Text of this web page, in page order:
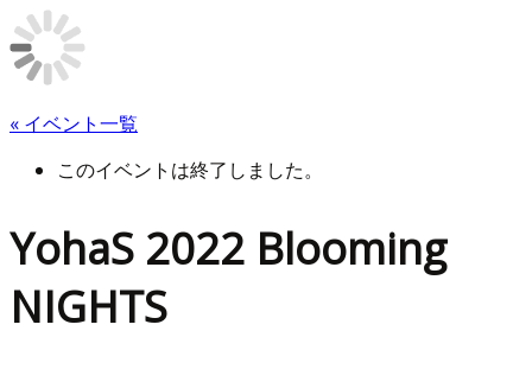
« イベント一覧
このイベントは終了しました。
YohaS 2022 Blooming
NIGHTS